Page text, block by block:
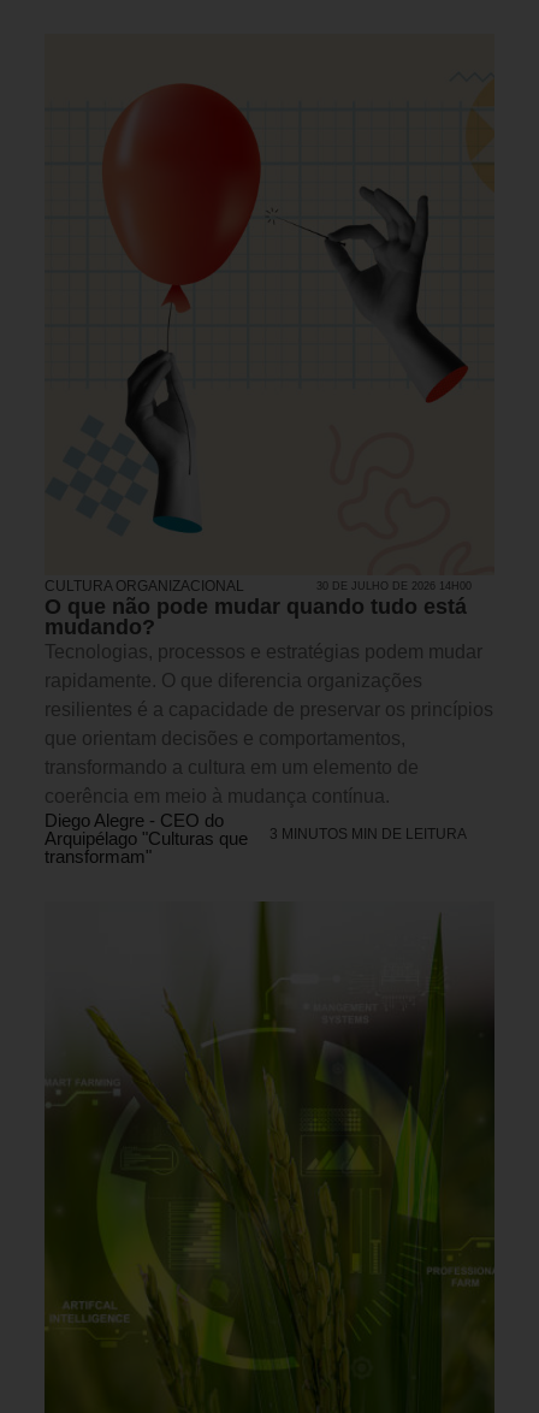
CULTURA ORGANIZACIONAL 30 DE JULHO DE 2026 14H00
O que não pode mudar quando tudo está
mudando?
Tecnologias, processos e estratégias podem mudar
rapidamente. O que diferencia organizações
resilientes é a capacidade de preservar os princípios
que orientam decisões e comportamentos,
transformando a cultura em um elemento de
coerência em meio à mudança contínua.
Diego Alegre - CEO do
Arquipélago "Culturas que
transformam"
3 MINUTOS MIN DE LEITURA